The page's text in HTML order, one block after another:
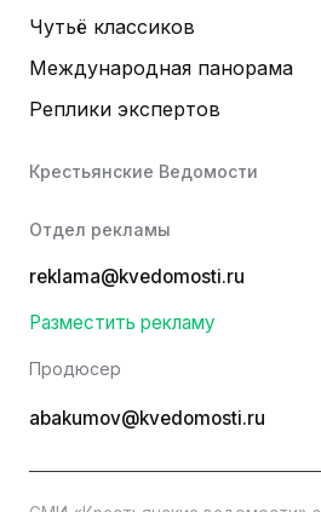
Чутьё классиков
Международная панорама
Реплики экспертов
Крестьянские Ведомости
Отдел рекламы
reklama@kvedomosti.ru
Разместить рекламу
Продюсер
abakumov@kvedomosti.ru